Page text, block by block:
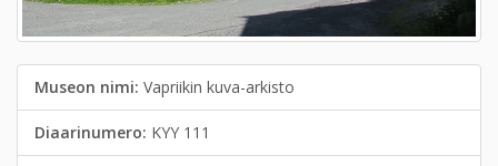
Museon nimi: Vapriikin kuva-arkisto
Diaarinumero: KYY 111